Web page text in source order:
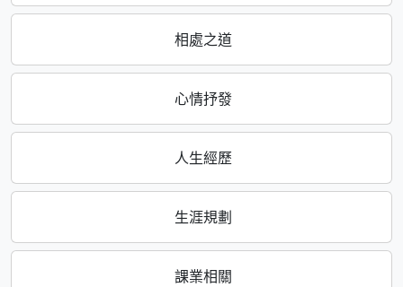
相處之道
心情抒發
人生經歷
生涯規劃
課業相關